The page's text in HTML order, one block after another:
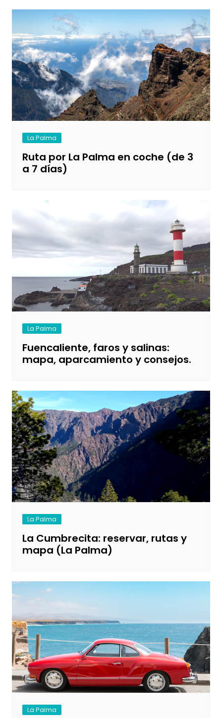
La Palma
Ruta por La Palma en coche (de 3
a 7 días)
La Palma
Fuencaliente, faros y salinas:
mapa, aparcamiento y consejos.
La Palma
La Cumbrecita: reservar, rutas y
mapa (La Palma)
La Palma